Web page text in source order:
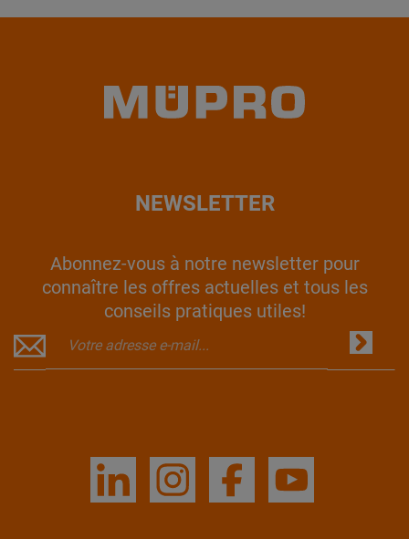
NEWSLETTER
Abonnez-vous à notre newsletter pour
connaître les offres actuelles et tous les
conseils pratiques utiles!